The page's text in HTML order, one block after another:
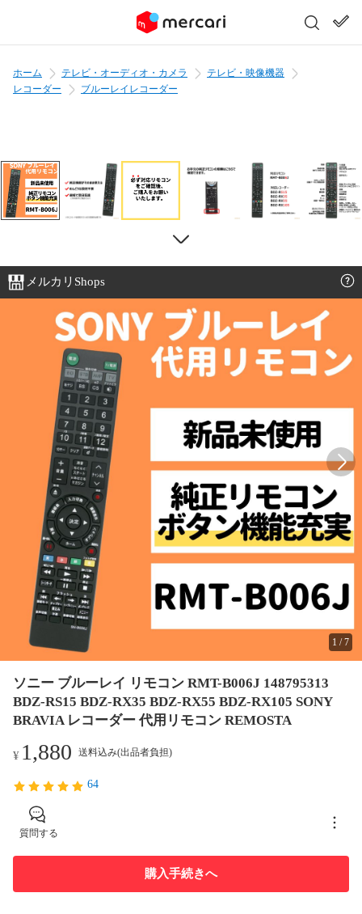
ホーム テレビ・オーディオ・カメラ
テレビ・映像機器
レコーダー
ブルーレイレコーダー
メルカリShops
1 /7
ソニー ブルーレイ リモコン RMT-B006J 148795313
BDZ-RS15 BDZ-RX35 BDZ-RX55 BDZ-RX105 SONY
BRAVIA レコーダー 代用リモコン REMOSTA
¥ 1,880 送料込み(出品者負担)
64
質問する
購入手続きへ